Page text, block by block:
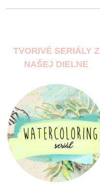
TVORIVÉ SERIÁLY Z
NAŠEJ DIELNE